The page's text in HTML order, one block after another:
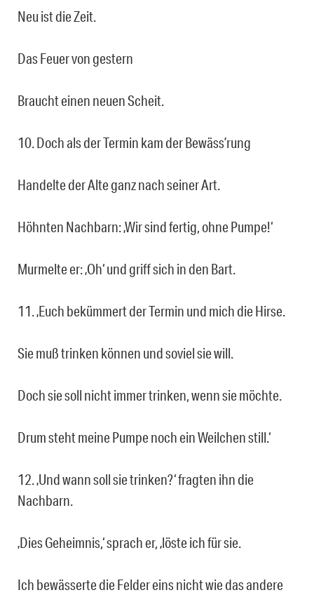
Neu ist die Zeit.
Das Feuer von gestern
Braucht einen neuen Scheit.
10. Doch als der Termin kam der Bewäss’rung
Handelte der Alte ganz nach seiner Art.
Höhnten Nachbarn: ‚Wir sind fertig, ohne Pumpe!‘
Murmelte er: ‚Oh‘ und griff sich in den Bart.
11. ‚Euch bekümmert der Termin und mich die Hirse.
Sie muß trinken können und soviel sie will.
Doch sie soll nicht immer trinken, wenn sie möchte.
Drum steht meine Pumpe noch ein Weilchen still.‘
12. ‚Und wann soll sie trinken?‘ fragten ihn die
Nachbarn.
‚Dies Geheimnis,‘ sprach er, ‚löste ich für sie.
Ich bewässerte die Felder eins nicht wie das andere